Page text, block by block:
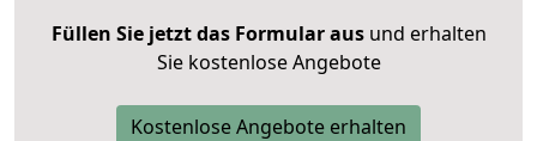
Füllen Sie jetzt das Formular ausund erhalten
Sie kostenlose Angebote
Kostenlose Angebote erhalten